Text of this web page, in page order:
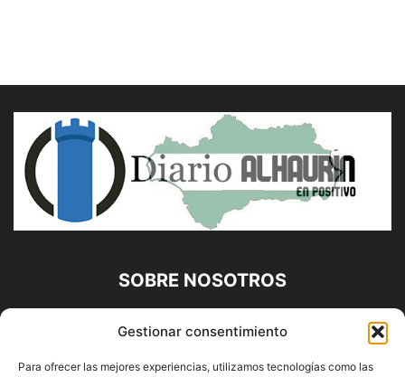
Gestionar consentimiento
Para ofrecer las mejores experiencias, utilizamos tecnologías como las
SOBRE NOSOTROS
Diario Alhaurín (www.alhaurindelatorre.com) Propiedad de
Francisco E. López López | 639 95 71 95 | Noticias de
Alhaurín de la Torre, Málaga y Provincia|